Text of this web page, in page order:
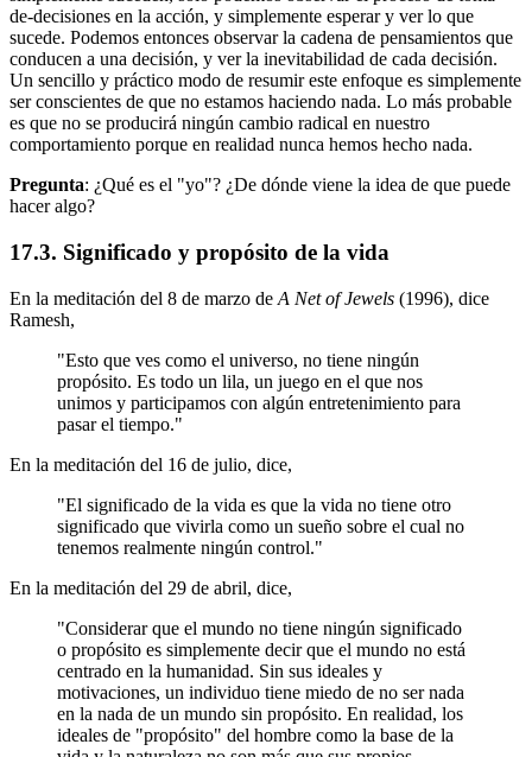
de-decisiones en la acción, y simplemente esperar y ver lo que
sucede. Podemos entonces observar la cadena de pensamientos que
conducen a una decisión, y ver la inevitabilidad de cada decisión.
Un sencillo y práctico modo de resumir este enfoque es simplemente
ser conscientes de que no estamos haciendo nada. Lo más probable
es que no se producirá ningún cambio radical en nuestro
comportamiento porque en realidad nunca hemos hecho nada.
Pregunta: ¿Qué es el "yo"? ¿De dónde viene la idea de que puede
hacer algo?
17.3. Significado y propósito de la vida
En la meditación del 8 de marzo de A Net of Jewels (1996), dice
Ramesh,
"Esto que ves como el universo, no tiene ningún
propósito. Es todo un lila, un juego en el que nos
unimos y participamos con algún entretenimiento para
pasar el tiempo."
En la meditación del 16 de julio, dice,
"El significado de la vida es que la vida no tiene otro
significado que vivirla como un sueño sobre el cual no
tenemos realmente ningún control."
En la meditación del 29 de abril, dice,
"Considerar que el mundo no tiene ningún significado
o propósito es simplemente decir que el mundo no está
centrado en la humanidad. Sin sus ideales y
motivaciones, un individuo tiene miedo de no ser nada
en la nada de un mundo sin propósito. En realidad, los
ideales de "propósito" del hombre como la base de la